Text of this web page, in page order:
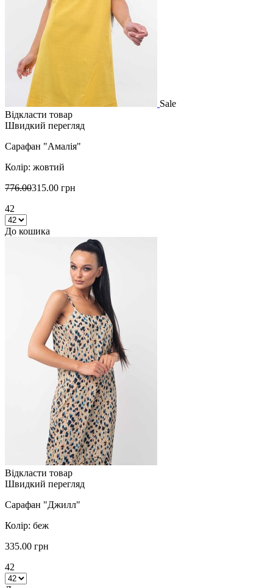
Sale
Відкласти товар
Швидкий перегляд
Сарафан "Амалія"
Колір: жовтий
776.00315.00 грн
42
До кошика
Відкласти товар
Швидкий перегляд
Сарафан "Джилл"
Колір: беж
335.00 грн
42